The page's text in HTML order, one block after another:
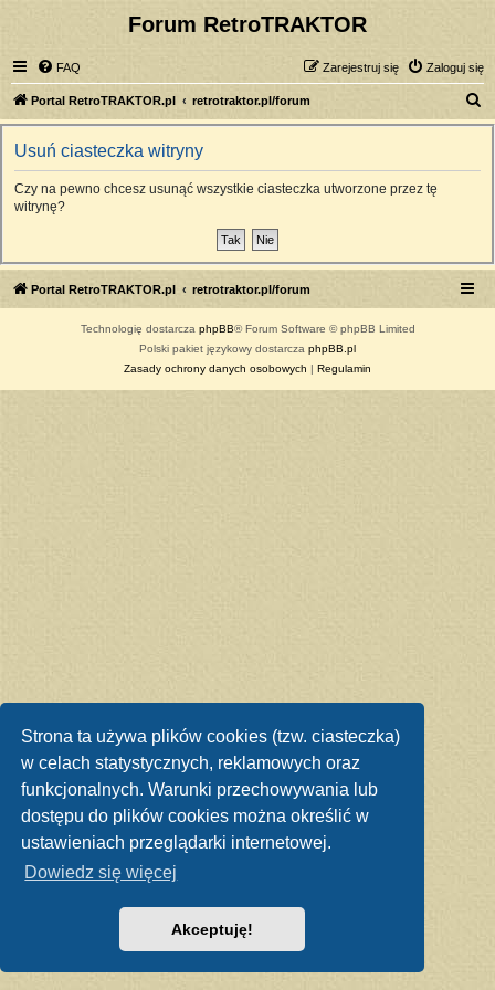
Strona ta używa plików cookies (tzw. ciasteczka)
w celach statystycznych, reklamowych oraz
funkcjonalnych. Warunki przechowywania lub
dostępu do plików cookies można określić w
ustawieniach przeglądarki internetowej.
Dowiedz się więcej
Akceptuję!
Forum RetroTRAKTOR
FAQ Zaloguj się
Zarejestruj się
Portal RetroTRAKTOR.pl retrotraktor.pl/forum
z
Usuń ciasteczka witryny
Czy na pewno chcesz usunąć wszystkie ciasteczka utworzone przez tę
witrynę?
Portal RetroTRAKTOR.pl retrotraktor.pl/forum
Technologię dostarcza phpBB® Forum Software © phpBB Limited
Polski pakiet językowy dostarcza phpBB.pl
Zasady ochrony danych osobowych | Regulamin